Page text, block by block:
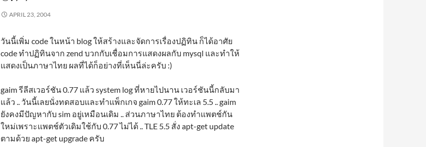
APRIL 23, 2004
วันนี้เพิ่ม code ในหน้า blog ให้สร้างและจัดการเรื่องปฏิทิน ก็ได้อาศัย
code ทำปฏิทินจาก zend บวกกับเชื่อมการแสดงผลกับ mysql และทำให้
แสดงเป็นภาษาไทย ผลที่ได้ก็อย่างที่เห็นนี่ล่ะครับ :)
gaim รีลีสเวอร์ชัน 0.77 แล้ว system log ที่หายไปนาน เวอร์ชันนี้กลับมา
แล้ว .. วันนี้เลยนั่งทดสอบและทำแพ็กเกจ gaim 0.77 ให้ทะเล 5.5 .. gaim
ยังคงมีปัญหากับ sim อยู่เหมือนเดิม .. ส่วนภาษาไทย ต้องทำแพตช์กัน
ใหม่เพราะแพตช์ตัวเดิมใช้กับ 0.77 ไม่ได้ .. TLE 5.5 สั่ง apt-get update
ตามด้วย apt-get upgrade ครับ